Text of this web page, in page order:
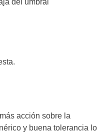
acción sobre la
y buena tolerancia lo